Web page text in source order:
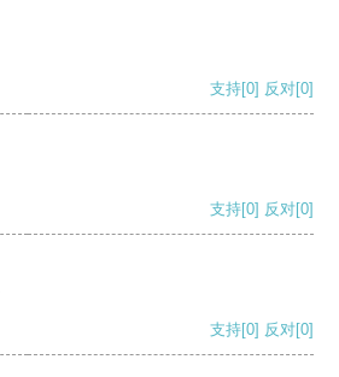
支持[0] 反对[0]
支持[0] 反对[0]
支持[0] 反对[0]